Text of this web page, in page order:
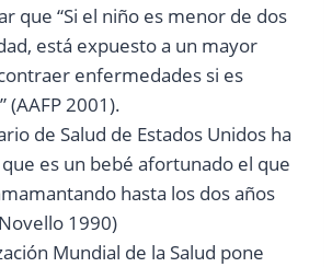
que “Si el niño es menor de dos
está expuesto a un mayor
enfermedades si es
(AAFP 2001).
de Salud de Estados Unidos ha
es un bebé afortunado el que
hasta los dos años
1990)
Mundial de la Salud pone